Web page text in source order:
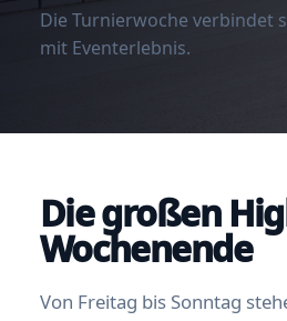
Die Turnierwoche verbindet
mit Eventerlebnis.
Die großen
Wochenende
Von Freitag bis Sonntag